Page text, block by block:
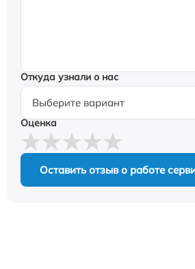
Откуда узнали о нас
Оценка
Оставить отзыв о работе